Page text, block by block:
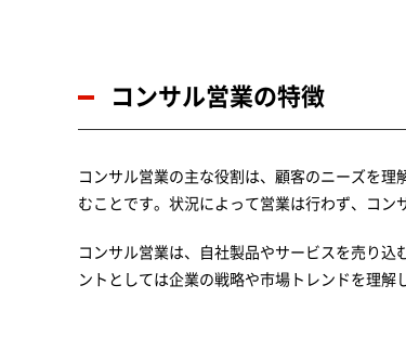
コンサル営業の特徴
コンサル営業の主な役割は、顧客のニーズを
むことです。状況によって営業は行わず、コン
コンサル営業は、自社製品やサービスを売り
ントとしては企業の戦略や市場トレンドを理解